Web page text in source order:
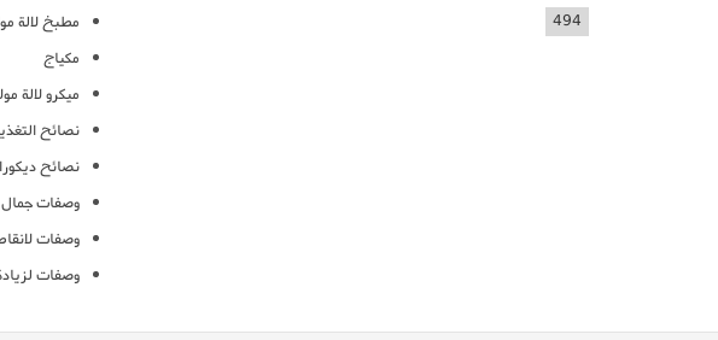
494
مطبخ لالة
مكياج
ميكرو لالة
نصائح
نصائح
وصفات
وصفات
وصفات